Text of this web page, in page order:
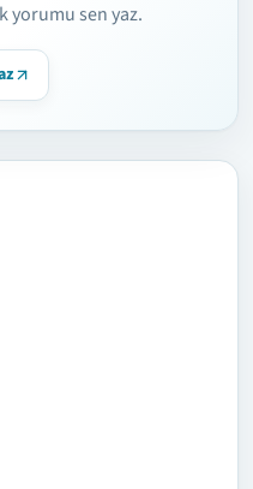
yorumu sen yaz.